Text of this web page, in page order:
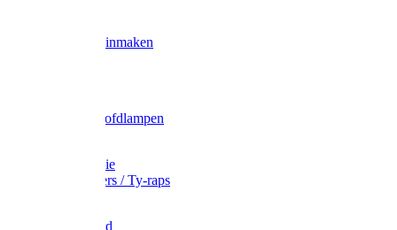
Wecken & inmaken
Zak- & Hoofdlampen
Tape en folie
Kabelbinders / Ty-raps
Metselkoord